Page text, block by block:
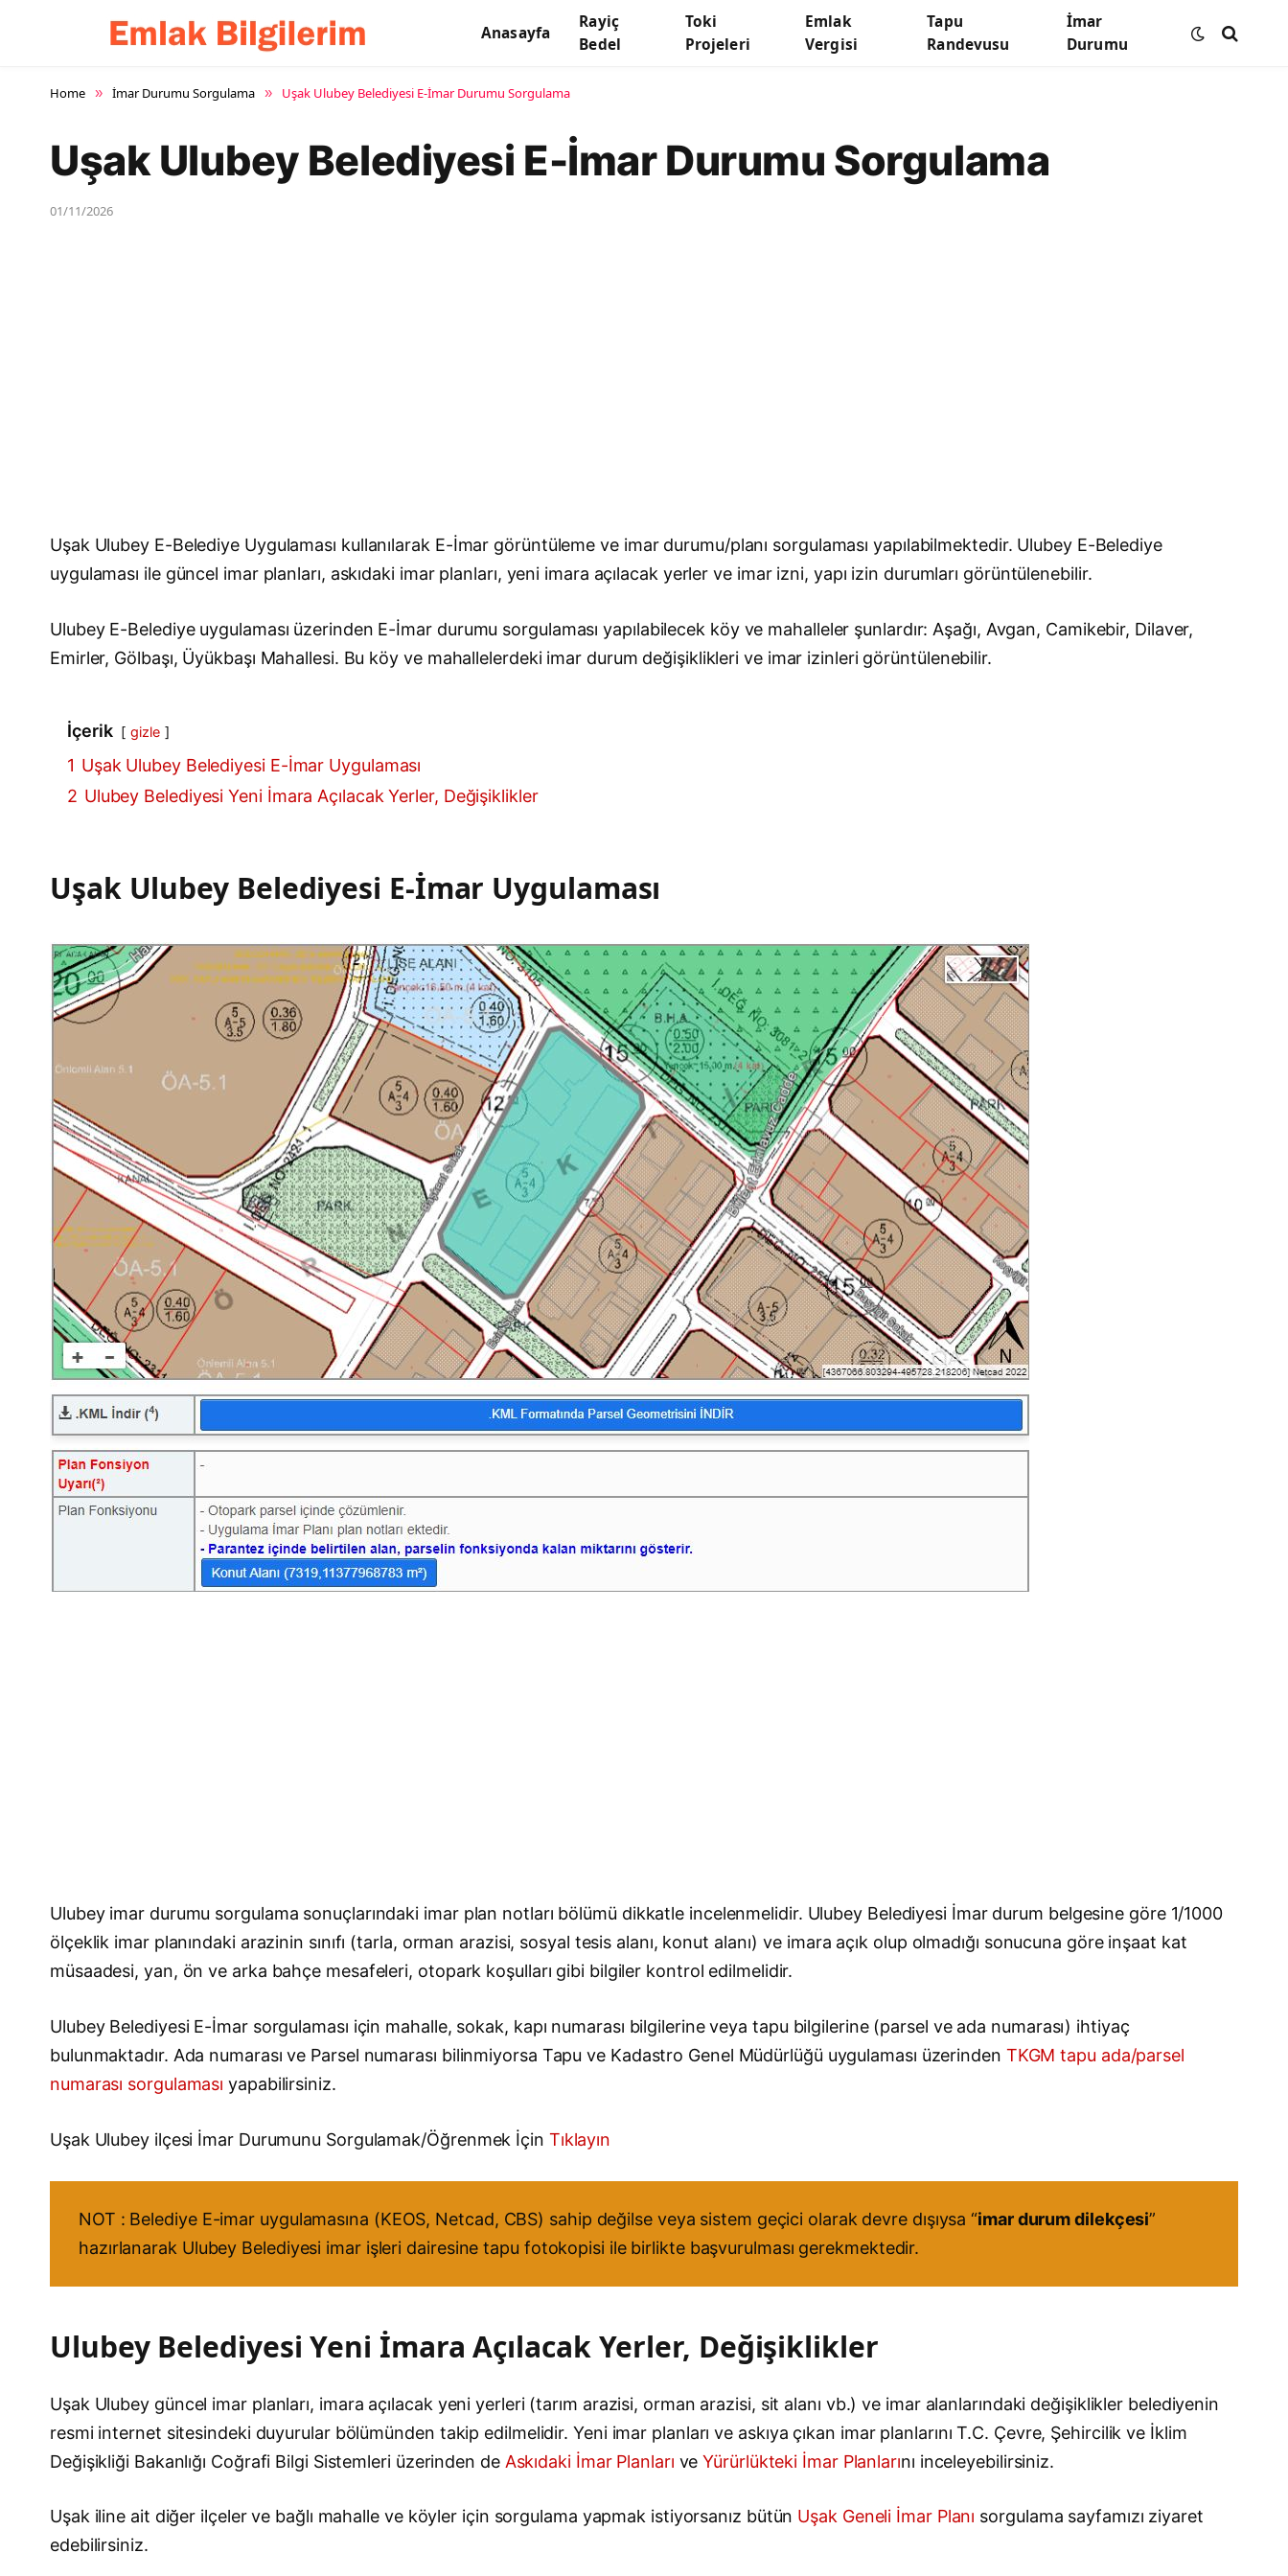
Anasayfa
Rayiç
Bedel
Toki
Projeleri
Emlak
Vergisi
Tapu
Randevusu
İmar
Durumu
Home » İmar Durumu Sorgulama » Uşak Ulubey Belediyesi E-İmar Durumu Sorgulama
Uşak Ulubey Belediyesi E-İmar Durumu Sorgulama
01/11/2026
Uşak Ulubey E-Belediye Uygulaması kullanılarak E-İmar görüntüleme ve imar durumu/planı sorgulaması yapılabilmektedir. Ulubey E-Belediye
uygulaması ile güncel imar planları, askıdaki imar planları, yeni imara açılacak yerler ve imar izni, yapı izin durumları görüntülenebilir.
Ulubey E-Belediye uygulaması üzerinden E-İmar durumu sorgulaması yapılabilecek köy ve mahalleler şunlardır: Aşağı, Avgan, Camikebir, Dilaver,
Emirler, Gölbaşı, Üyükbaşı Mahallesi. Bu köy ve mahallelerdeki imar durum değişiklikleri ve imar izinleri görüntülenebilir.
İçerik gizle
1 Uşak Ulubey Belediyesi E-İmar Uygulaması
2 Ulubey Belediyesi Yeni İmara Açılacak Yerler, Değişiklikler
Uşak Ulubey Belediyesi E-İmar Uygulaması
Ulubey imar durumu sorgulama sonuçlarındaki imar plan notları bölümü dikkatle incelenmelidir. Ulubey Belediyesi İmar durum belgesine göre 1/1000
ölçeklik imar planındaki arazinin sınıfı (tarla, orman arazisi, sosyal tesis alanı, konut alanı) ve imara açık olup olmadığı sonucuna göre inşaat kat
müsaadesi, yan, ön ve arka bahçe mesafeleri, otopark koşulları gibi bilgiler kontrol edilmelidir.
Ulubey Belediyesi E-İmar sorgulaması için mahalle, sokak, kapı numarası bilgilerine veya tapu bilgilerine (parsel ve ada numarası) ihtiyaç
bulunmaktadır. Ada numarası ve Parsel numarası bilinmiyorsa Tapu ve Kadastro Genel Müdürlüğü uygulaması üzerinden TKGM tapu ada/parsel
numarası sorgulaması yapabilirsiniz.
Uşak Ulubey ilçesi İmar Durumunu Sorgulamak/Öğrenmek İçin Tıklayın
NOT : Belediye E-imar uygulamasına (KEOS, Netcad, CBS) sahip değilse veya sistem geçici olarak devre dışıysa “imar durum dilekçesi”
hazırlanarak Ulubey Belediyesi imar işleri dairesine tapu fotokopisi ile birlikte başvurulması gerekmektedir.
Ulubey Belediyesi Yeni İmara Açılacak Yerler, Değişiklikler
Uşak Ulubey güncel imar planları, imara açılacak yeni yerleri (tarım arazisi, orman arazisi, sit alanı vb.) ve imar alanlarındaki değişiklikler belediyenin
resmi internet sitesindeki duyurular bölümünden takip edilmelidir. Yeni imar planları ve askıya çıkan imar planlarını T.C. Çevre, Şehircilik ve İklim
Değişikliği Bakanlığı Coğrafi Bilgi Sistemleri üzerinden de Askıdaki İmar Planları veYürürlükteki İmar Planlarını inceleyebilirsiniz.
Uşak iline ait diğer ilçeler ve bağlı mahalle ve köyler için sorgulama yapmak istiyorsanız bütün Uşak Geneli İmar Planı sorgulama sayfamızı ziyaret
edebilirsiniz.